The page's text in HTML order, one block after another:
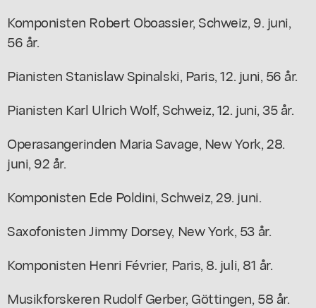
Komponisten Robert Oboassier, Schweiz, 9. juni,
56 år.
Pianisten Stanislaw Spinalski, Paris, 12. juni, 56 år.
Pianisten Karl Ulrich Wolf, Schweiz, 12. juni, 35 år.
Operasangerinden Maria Savage, New York, 28.
juni, 92 år.
Komponisten Ede Poldini, Schweiz, 29. juni.
Saxofonisten Jimmy Dorsey, New York, 53 år.
Komponisten Henri Février, Paris, 8. juli, 81 år.
Musikforskeren Rudolf Gerber, Göttingen, 58 år.